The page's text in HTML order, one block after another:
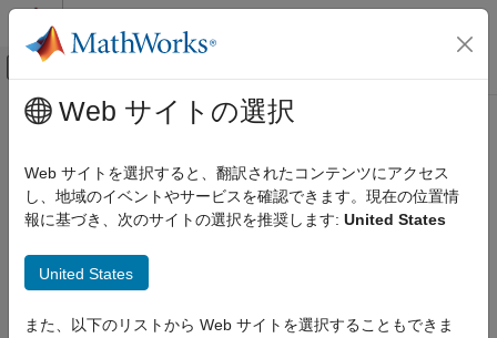
コンテンツへスキップ
オフキャンバス ナビゲーション メ
ドキュメンテーションのホーム
メインコンテンツ
Web サイトの選択
Web サイトを選択すると、翻訳されたコンテンツにアクセス
し、地域のイベントやサービスを確認できます。現在の位置情
報に基づき、次のサイトの選択を推奨します: United States
United States
また、以下のリストから Web サイトを選択することもできま